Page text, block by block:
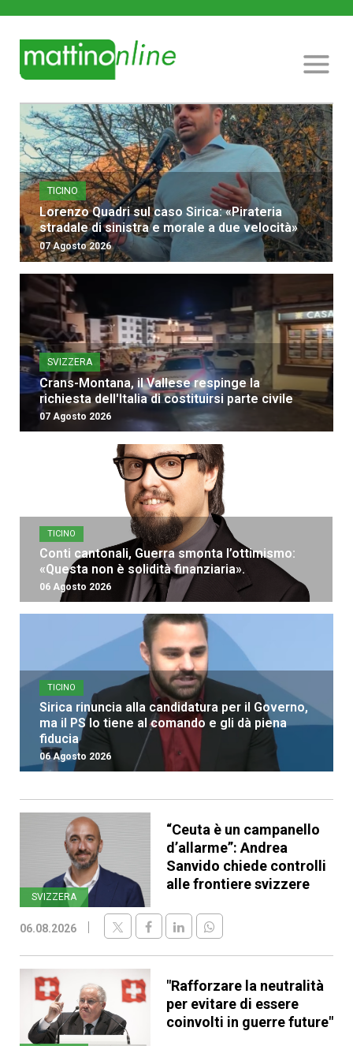
TICINO
Lorenzo Quadri sul caso Sirica: «Pirateria
stradale di sinistra e morale a due velocità»
07 Agosto 2026
SVIZZERA
Crans-Montana, il Vallese respinge la
richiesta dell'Italia di costituirsi parte civile
07 Agosto 2026
TICINO
Conti cantonali, Guerra smonta l’ottimismo:
«Questa non è solidità finanziaria».
06 Agosto 2026
TICINO
Sirica rinuncia alla candidatura per il Governo,
ma il PS lo tiene al comando e gli dà piena
fiducia
06 Agosto 2026
SVIZZERA
“Ceuta è un campanello
d’allarme”: Andrea
Sanvido chiede controlli
alle frontiere svizzere
06.08.2026
"Rafforzare la neutralità
per evitare di essere
coinvolti in guerre future"